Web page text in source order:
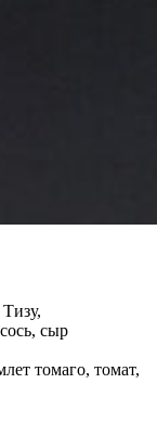
сыр
томаго, томат,